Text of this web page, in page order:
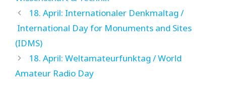
18. April: Internationaler Denkmaltag /
International Day for Monuments and Sites
(IDMS)
18. April: Weltamateurfunktag / World
Amateur Radio Day